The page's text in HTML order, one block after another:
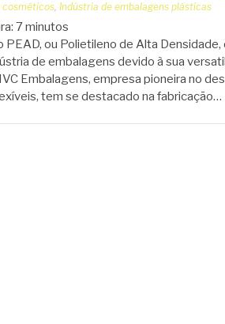
cosméticos, Indústria de embalagens plásticas
7minutos
PEAD, ou Polietileno de Alta
de embalagens devido à sua
Embalagens, empresa pioneira no
tem se destacado na fabricação…